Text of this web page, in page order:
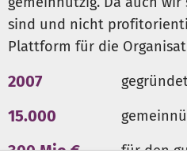
sind und nicht
Plattform für die
2007
15.000